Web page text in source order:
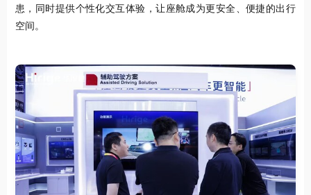
患，同时提供个性化交互体验，让座舱成为更安全、便捷的出行
空间。